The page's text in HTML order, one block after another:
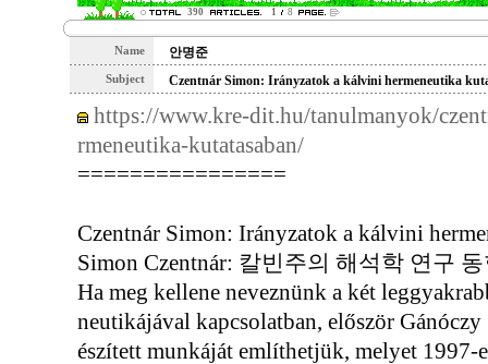
390 1 8
Name 안명준
Subject Czentnár Simon: Irányzatok a kálvini hermeneutika
https://www.kre-dit.hu/tanulmanyok/
rmeneutika-kutatasaban/
================
Czentnár Simon: Irányzatok a kálvini
Simon Czentnár: 칼빈주의 해석학 연구
Ha meg kellene neveznünk a két
neutikájával kapcsolatban, először
észített munkáját említhetjük, melyet 1997-